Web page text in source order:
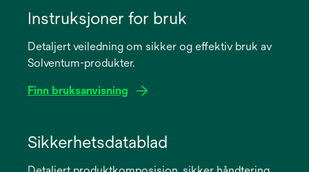
Instruksjoner for bruk
Detaljert veiledning om sikker og effektiv bruk av
Solventum-produkter.
Finn bruksanvisning
Sikkerhetsdatablad